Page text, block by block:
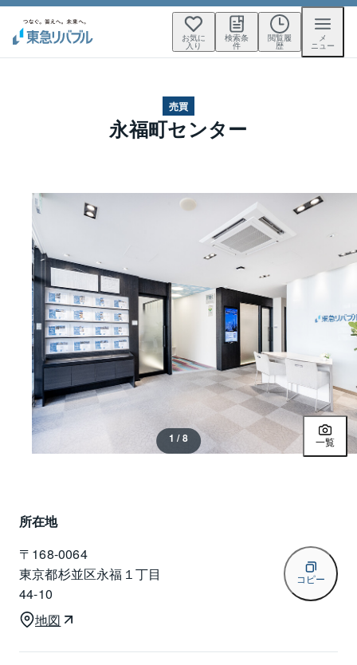
お気に
入り
検索条
件
閲覧履
歴
メ
ニュー
売買
永福町センター
1 / 8 一覧
所在地
〒 168-0064
東京都杉並区永福１丁目
44-10
コピー
地図